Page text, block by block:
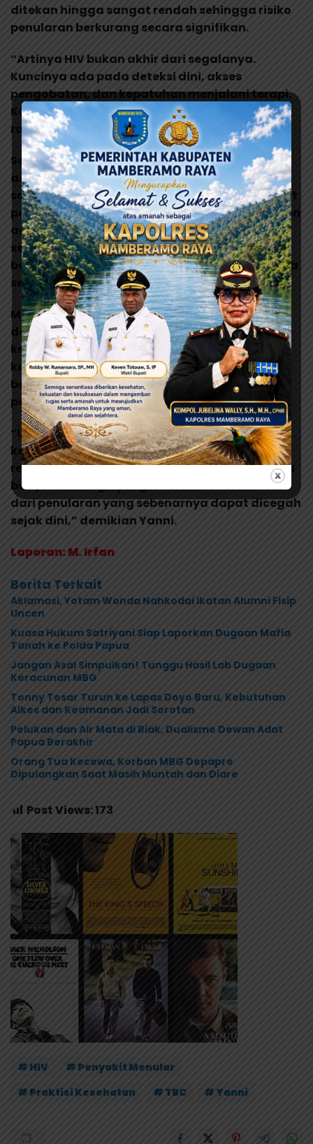
ditekan hingga sangat rendah sehingga risiko
penularan berkurang secara signifikan.
“Artinya HIV bukan akhir dari segalanya.
Kuncinya ada pada deteksi dini, akses
pengobatan, dan kepatuhan menjalani terapi.
Karena itu negara harus memastikan seluruh
rangkaian layanan itu tersedia,” kata Yanni.
Selain HIV, perhatian juga diarahkan pada
ancaman TBC yang hingga kini masih menjadi
salah satu penyebab kematian tertinggi akibat
penyakit menular. Para dokter mengungkapkan
adanya kasus TBC laten, yakni kondisi ketika
seseorang telah terinfeksi bakteri TBC tetapi
belum menunjukkan gejala yang jelas sehingga
sering tidak terdeteksi.
MenurutYanni, fakta-fakta yang terungkap
dalam diskusi tersebut menunjukkan perlunya
keberanian untuk mengevaluasi berbagai
kebijakan kesehatan yang ada agar lebih
berpihak pada upaya pencegahan dan
perlindungan masyarakat.
“Ukuran keberhasilan sebuah kebijakan
kesehatan bukan terletak pada tebalnya
regulasi yang disusun, melainkan pada berapa
banyak keluarga yang berhasil diselamatkan
dari penularan yang sebenarnya dapat dicegah
sejak dini,” demikian Yanni.
Laporan: M. Irfan
Berita Terkait
Aklamasi, Yotam Wonda Nahkodai Ikatan Alumni Fisip
Uncen
Kuasa Hukum Satriyani Siap Laporkan Dugaan Mafia
Tanah ke Polda Papua
Jangan Asal Simpulkan! Tunggu Hasil Lab Dugaan
Keracunan MBG
Tonny Tesar Turun ke Lapas Doyo Baru, Kebutuhan
Alkes dan Keamanan Jadi Sorotan
Pelukan dan Air Mata di Biak, Dualisme Dewan Adat
Papua Berakhir
Orang Tua Kecewa, Korban MBG Depapre
Dipulangkan Saat Masih Muntah dan Diare
Post Views:173
# HIV
# Penyakit Menular
# Praktisi Kesehatan
# TBC # Yanni